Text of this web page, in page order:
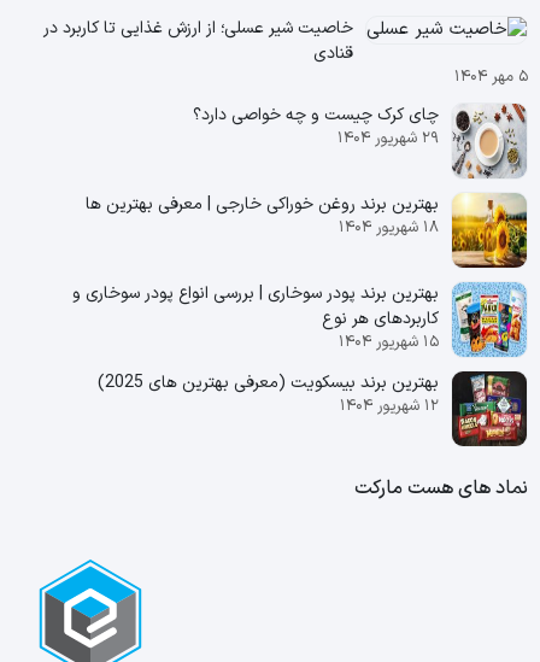
خاصیت شیر عسلی؛ از ارزش غذایی تا کاربرد در
قنادی
۵ مهر ۱۴۰۴
چای کرک چیست و چه خواصی دارد؟
۲۹ شهریور ۱۴۰۴
بهترین برند روغن خوراکی خارجی | معرفی بهترین ها
۱۸ شهریور ۱۴۰۴
بهترین برند پودر سوخاری | بررسی انواع پودر سوخاری و
کاربردهای هر نوع
۱۵ شهریور ۱۴۰۴
بهترین برند بیسکویت (معرفی بهترین‌ های 2025)
۱۲ شهریور ۱۴۰۴
نماد های هست مارکت